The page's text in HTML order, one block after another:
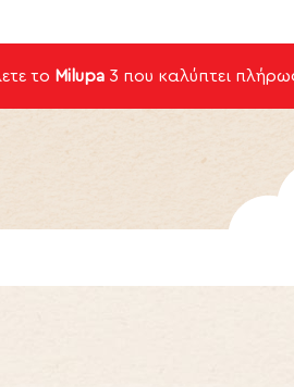
το Milupa3 που καλύπτει